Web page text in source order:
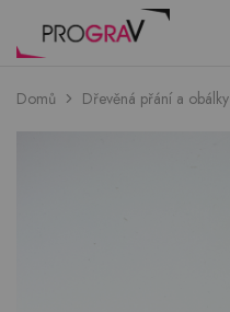
Domů Dřevěná přání a obálky